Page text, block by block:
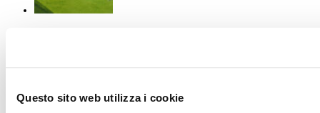
Questo sito web utilizza i cookie